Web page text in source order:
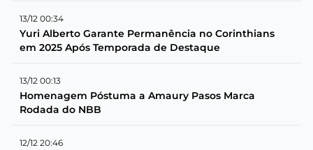
13/12 00:34
Yuri Alberto Garante Permanência no Corinthians
em 2025 Após Temporada de Destaque
13/12 00:13
Homenagem Póstuma a Amaury Pasos Marca
Rodada do NBB
12/12 20:46